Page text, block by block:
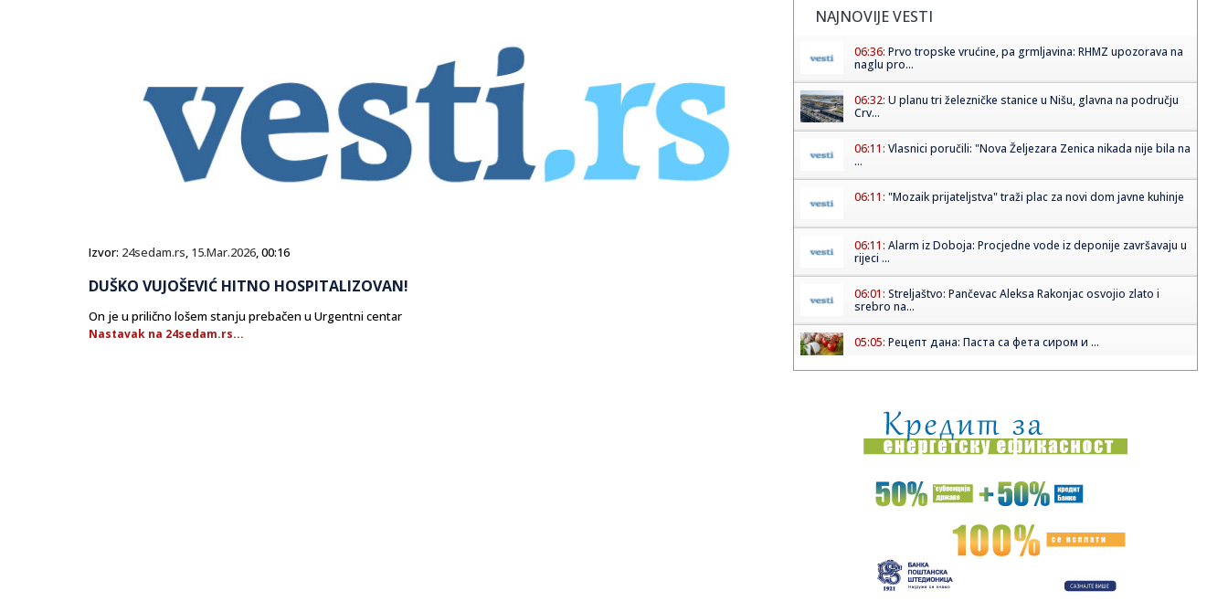
Izvor: 24sedam.rs, 15.Mar.2026, 00:16
DUŠKO VUJOŠEVIĆ HITNO HOSPITALIZOVAN!
On je u prilično lošem stanju prebačen u Urgentni centar
Nastavak na 24sedam.rs...
NAJNOVIJE VESTI
06:36: Prvo tropske vrućine, pa grmljavina: RHMZ upozorava na
naglu pro...
06:32: U planu tri železničke stanice u Nišu, glavna na području
Crv...
06:11: Vlasnici poručili: "Nova Željezara Zenica nikada nije bila na
...
06:11: "Mozaik prijateljstva" traži plac za novi dom javne kuhinje
06:11: Alarm iz Doboja: Procjedne vode iz deponije završavaju u
rijeci ...
06:01: Streljaštvo: Pančevac Aleksa Rakonjac osvojio zlato i
srebro na...
05:05: Рецепт дана: Паста са фета сиром и ...
00:44:Dogodilo se na današnji datum, 7. avgust
00:44:Zvezda nastavlja tradiciju, opet časti najmlađe navijače
(FOTO...
Nissan Qashqai e-Power prešao 1980 km s jednim
rezervoarom goriv...
00:29:Evropa gori! Još jedan toplotni talas, cela Italija pod